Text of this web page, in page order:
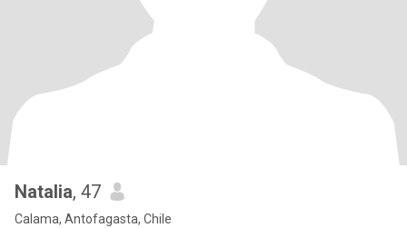
Natalia, 47
Calama, Antofagasta, Chile